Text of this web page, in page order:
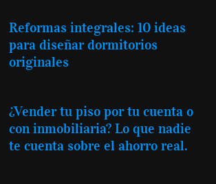
Reformas integrales: 10 ideas
para diseñar dormitorios
originales
¿Vender tu piso por tu cuenta o
con inmobiliaria? Lo que nadie
te cuenta sobre el ahorro real.